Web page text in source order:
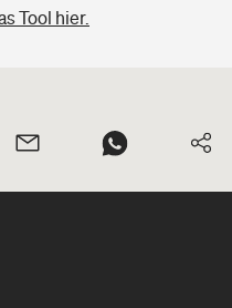
Tool hier.